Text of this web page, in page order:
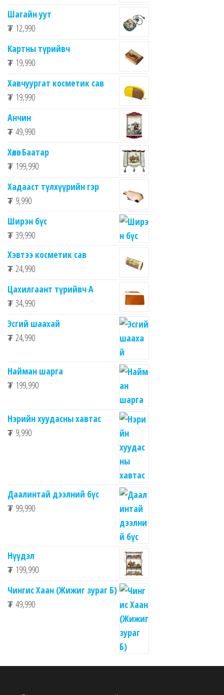
Шагайн уут
₮ 12,990
Картны түрийвч
₮ 19,990
Хавчуургат косметик сав
₮ 19,990
Анчин
₮ 49,990
Хөлөг Баатар
₮ 199,990
Хадааст түлхүүрийн гэр
₮ 9,990
Ширэн бүс
₮ 39,990
Хэвтээ косметик сав
₮ 24,990
Цахилгаант түрийвч А
₮ 34,990
Эсгий шаахай
₮ 24,990
Найман шарга
₮ 199,990
Нэрийн хуудасны хавтас
₮ 9,990
Даалинтай дээлний бүс
₮ 99,990
Нүүдэл
₮ 199,990
Чингис Хаан (Жижиг зураг Б)
₮ 49,990